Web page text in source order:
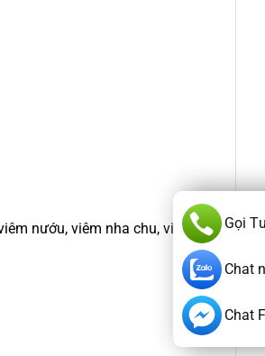
nướu, viêm nha chu, viêm
Gọi
Chat
Chat